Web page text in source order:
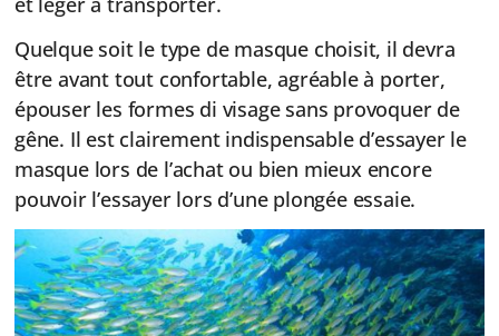
Quelque soit le type de masque choisit, il devra
être avant tout confortable, agréable à porter,
épouser les formes di visage sans provoquer de
gêne. Il est clairement indispensable d’essayer le
masque lors de l’achat ou bien mieux encore
pouvoir l’essayer lors d’une plongée essaie.